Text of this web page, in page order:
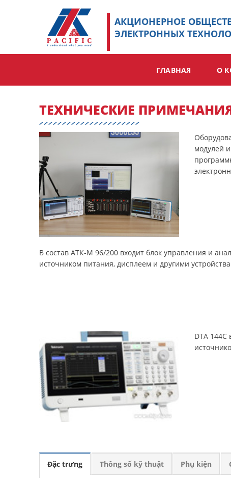
АКЦИОНЕРНОЕ
ЭЛЕКТРОННЫХ
ГЛАВНАЯ О
ТЕХНИЧЕСКИЕ ПРИМЕЧАНИЯ
модулей
В состав АТК-М 96/200 входит блок управления и
источником питания, дисплеем и другими
DTA
Đặc trưng Thông số kỹ thuật Phụ kiện